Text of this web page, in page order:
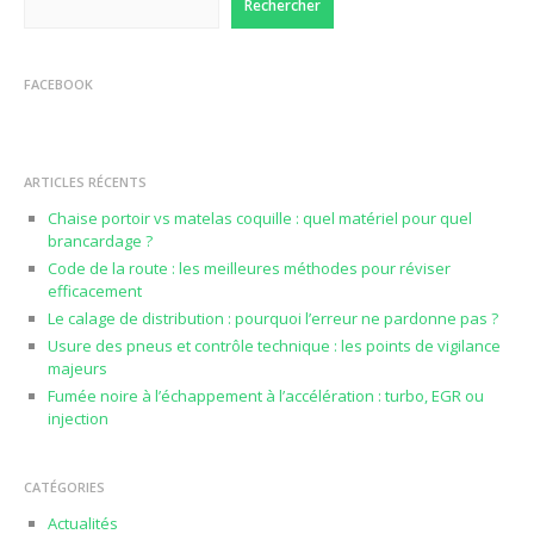
Rechercher
FACEBOOK
ARTICLES RÉCENTS
Chaise portoir vs matelas coquille : quel matériel pour quel
brancardage ?
Code de la route : les meilleures méthodes pour réviser
efficacement
Le calage de distribution : pourquoi l’erreur ne pardonne pas ?
Usure des pneus et contrôle technique : les points de vigilance
majeurs
Fumée noire à l’échappement à l’accélération : turbo, EGR ou
injection
CATÉGORIES
Actualités